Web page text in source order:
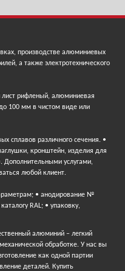
производстве алюминиевых
а также электротехнического
рифленый, алюминиевая
100 мм в чистом виде или
сплавов различного сечения. •
кронштейн, изделия для
Дополнительными услугами,
любой клиент.
• анодирование №
RAL; • упаковку,
алюминий – легкий
обработке. У нас вы
как одной партии
деталей. Купить